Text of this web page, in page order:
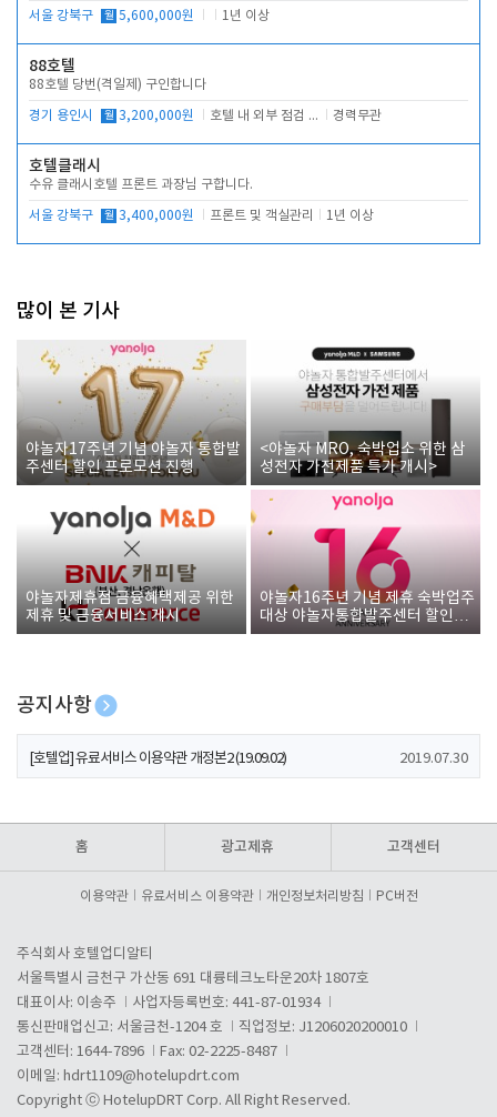
서울 강북구 월 5,600,000원 1년 이상
88호텔
88호텔 당번(격일제) 구인합니다
경기 용인시 월 3,200,000원 호텔 내 외부 점검 및 프런트 운영 경력무관
호텔클래시
수유 클래시호텔 프론트 과장님 구합니다.
서울 강북구 월 3,400,000원 프론트 및 객실관리 1년 이상
많이 본 기사
야놀자17주년 기념 야놀자 통합발
주센터 할인 프로모션 진행
<야놀자 MRO, 숙박업소 위한 삼
성전자 가전제품 특가 개시>
야놀자제휴점 금융혜택제공 위한
제휴 및 금융서비스 게시
야놀자16주년 기념 제휴 숙박업주
대상 야놀자통합발주센터 할인쿠
폰 증정
공지사항
[호텔업] 개인정보 처리방침 개정본1 (19.09.02)
[호텔업] 유료서비스 이용약관 개정본2 (19.09.02) 2019.07.30
홈 광고제휴 고객센터
이용약관 유료서비스 이용약관 개인정보처리방침 PC버전
주식회사 호텔업디알티
서울특별시 금천구 가산동 691 대륭테크노타운20차 1807호
대표이사: 이송주
사업자등록번호: 441-87-01934
통신판매업신고: 서울금천-1204 호
직업정보: J1206020200010
고객센터: 1644-7896
Fax: 02-2225-8487
이메일: hdrt1109@hotelupdrt.com
Copyright ⓒ HotelupDRT Corp. All Right Reserved.